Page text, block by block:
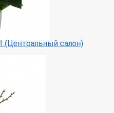
(Центральный салон)